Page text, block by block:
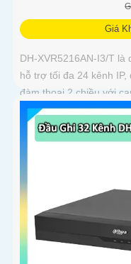
Giá
DH-XVR5216AN-I3/T là
hỗ trợ tối đa 24 kênh
đàm thoại 2 chiều với
năng thông minh
phát hiện và nhận diện
động giả